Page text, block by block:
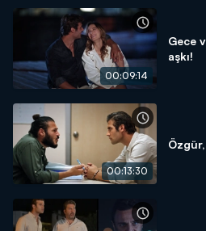
00:09:14
Gece
aşkı!
00:13:30